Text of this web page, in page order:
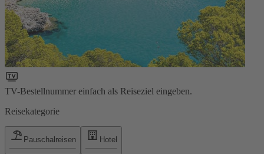
TV-Bestellnummer einfach als Reiseziel eingeben.
Reisekategorie
Pauschalreisen Hotel